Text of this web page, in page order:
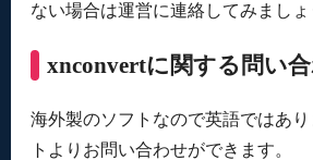
ない場合は運営に連絡してみましょ
xnconvertに関する問い
海外製のソフトなので英語ではあ
トよりお問い合わせができます。